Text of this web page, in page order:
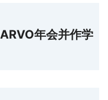
年会并作学